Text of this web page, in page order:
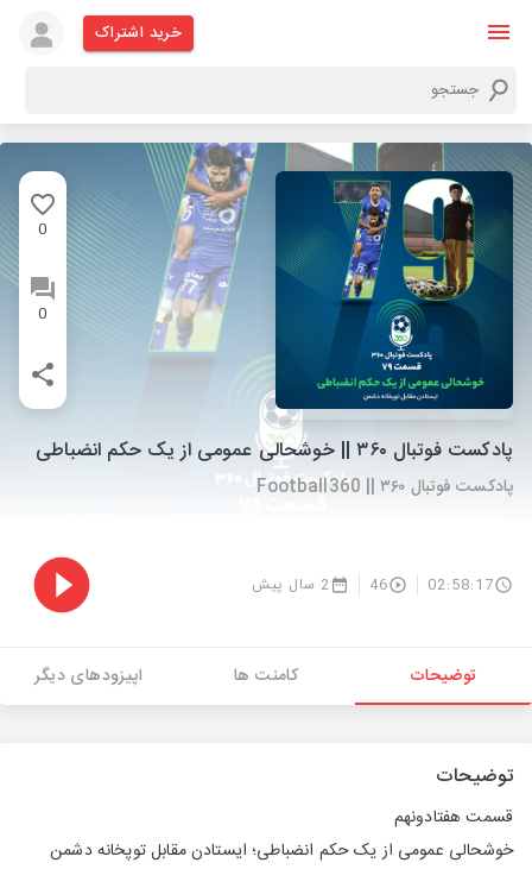
خرید اشتراک
0
0
پادکست فوتبال ۳۶۰ || خوشحالی عمومی از یک حکم انضباطی
پادکست فوتبال ۳۶۰ || Football360
02:58:17
46 2 سال پیش
توضیحات کامنت ها اپیزودهای دیگر
توضیحات
قسمت هفتادو‌نهم
خوشحالی عمومی از یک حکم انضباطی؛ ایستادن مقابل توپخانه دشمن